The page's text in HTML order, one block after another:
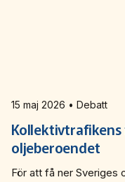
15 maj 2026 • Debatt
oljeberoendet
För att få ner Sveriges